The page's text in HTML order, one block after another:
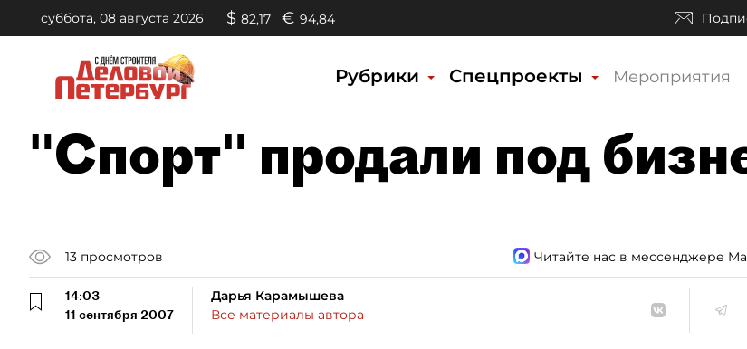
суббота, 08 августа 2026 $ 82,17 € 94,84
Рубрики Спецпроекты Мероприятия
"Спорт" продали под
13 просмотров Читайте нас в мессенджере
14:03
11 сентября 2007
Дарья Карамышева
Все материалы автора